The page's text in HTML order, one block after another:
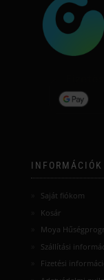
INFORMÁCIÓK
Saját fiókom
Kosár
Moya
Szállítási
Fizetési